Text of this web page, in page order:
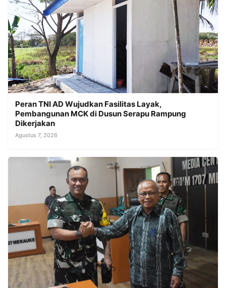
Peran TNI AD Wujudkan Fasilitas Layak,
Pembangunan MCK di Dusun Serapu Rampung
Dikerjakan
Agustus 7, 2026